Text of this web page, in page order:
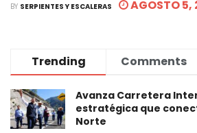
BY SERPIENTES Y ESCALERAS AGOSTO 5,
Trending Comments
Avanza Carretera
estratégica que
Norte